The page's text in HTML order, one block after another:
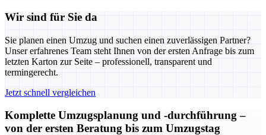
Wir sind für Sie da
Sie planen einen Umzug und suchen einen zuverlässigen Partner?
Unser erfahrenes Team steht Ihnen von der ersten Anfrage bis zum
letzten Karton zur Seite – professionell, transparent und
termingerecht.
Jetzt schnell vergleichen
Komplette Umzugsplanung und -durchführung –
von der ersten Beratung bis zum Umzugstag